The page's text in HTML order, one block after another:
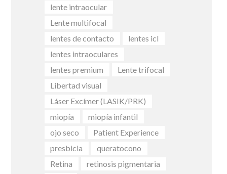
lente intraocular
Lente multifocal
lentes de contacto
lentes icl
lentes intraoculares
lentes premium
Lente trifocal
Libertad visual
Láser Excímer (LASIK/PRK)
miopía
miopía infantil
ojo seco
Patient Experience
presbicia
queratocono
Retina
retinosis pigmentaria